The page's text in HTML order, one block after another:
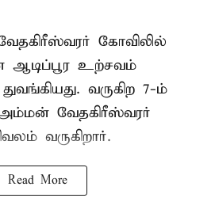
கோவிலில்
ஆடிப்பூர உற்சவம்
வருகிற 7-ம்
அம்மன் வேதகிரீஸ்வரர்
வருகிறார்.
Read More